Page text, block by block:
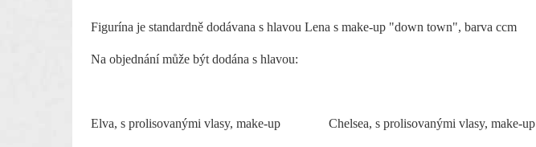
Figurína je standardně dodávana s hlavou Lena s make-up "down town", barva ccm
Na objednání může být dodána s hlavou:
Elva, s prolisovanými vlasy, make-up Chelsea, s prolisovanými vlasy, make-up